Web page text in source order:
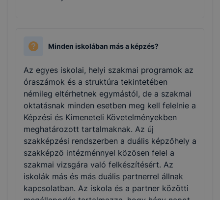
Minden iskolában más a képzés?
Az egyes iskolai, helyi szakmai programok az
óraszámok és a struktúra tekintetében
némileg eltérhetnek egymástól, de a szakmai
oktatásnak minden esetben meg kell felelnie a
Képzési és Kimeneteli Követelményekben
meghatározott tartalmaknak. Az új
szakképzési rendszerben a duális képzőhely a
szakképző intézménnyel közösen felel a
szakmai vizsgára való felkészítésért. Az
iskolák más és más duális partnerrel állnak
kapcsolatban. Az iskola és a partner közötti